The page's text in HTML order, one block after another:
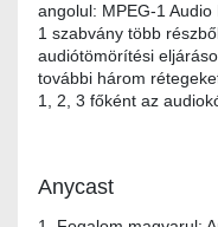
angolul: MPEG-1
1 szabvány több
audiótömörítési
további három
1, 2, 3 főként az
Anycast